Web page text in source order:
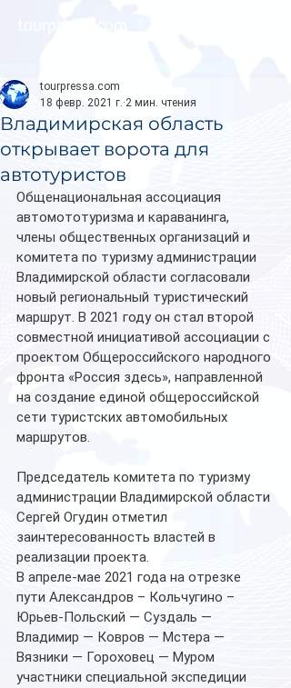
Владимирская область
открывает ворота для
автотуристов
tourpressa.com
18 февр. 2021 г. 2 мин. чтения
Общенациональная ассоциация
автомототуризма и караванинга,
члены общественных организаций и
комитета по туризму администрации
Владимирской области согласовали
новый региональный туристический
маршрут. В 2021 году он стал второй
совместной инициативой ассоциации с
проектом Общероссийского народного
фронта «Россия здесь», направленной
на создание единой общероссийской
сети туристских автомобильных
маршрутов.
Председатель комитета по туризму
администрации Владимирской области
Сергей Огудин отметил
заинтересованность властей в
реализации проекта.
В апреле-мае 2021 года на отрезке
пути Александров – Кольчугино –
Юрьев-Польский — Суздаль —
Владимир — Ковров — Мстера —
Вязники — Гороховец — Муром
участники специальной экспедиции